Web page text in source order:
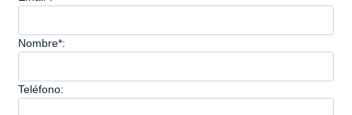
Nombre*:
Teléfono: